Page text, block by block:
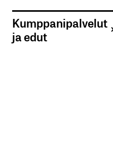
Kumppanipalvelut
ja edut